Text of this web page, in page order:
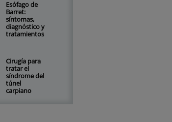
Esófago de
Barret:
síntomas,
diagnóstico y
tratamientos
Cirugía para
tratar el
síndrome del
túnel
carpiano